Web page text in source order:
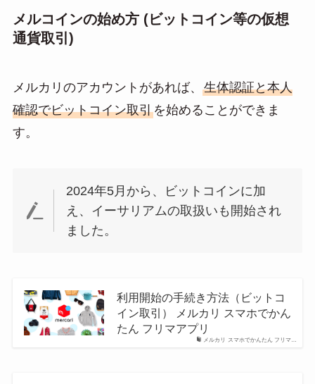
メルコインの始め方 (ビットコイン等の仮想
通貨取引)
メルカリのアカウントがあれば、 生体認証と本人
確認でビットコイン取引を始めることができま
す。
2024年5月から、ビットコインに加
え、イーサリアムの取扱いも開始され
ました。
メルカリ スマホでかんたん フリマ…
利用開始の手続き方法（ビットコ
イン取引） メルカリ スマホでかん
たん フリマアプリ